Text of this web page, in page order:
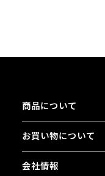
商品について
お買い物について
会社情報